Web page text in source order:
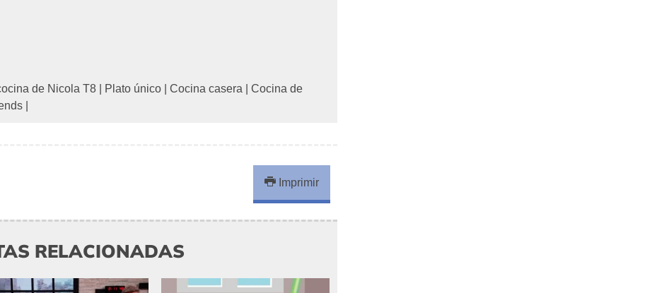
de Nicola T8 Plato único Cocina casera
Cocina de
Imprimir
RELACIONADAS